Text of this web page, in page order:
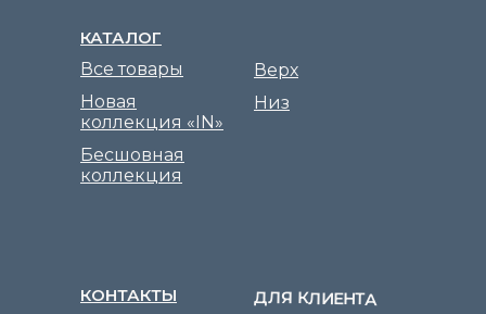
КАТАЛОГ
Все товары
ДЛЯ КЛИЕНТА
КОНТАКТЫ
Бесшовная
коллекция
Верх
Низ
Новая
коллекция «IN»